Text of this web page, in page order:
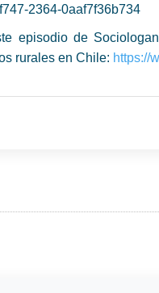
2364-0aaf7f36b734
episodio de
rurales en Chile: https://